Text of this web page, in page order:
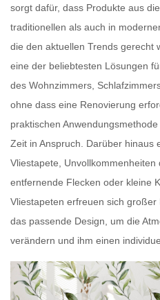
sorgt dafür, dass Produkte aus
traditionellen als auch in
die den aktuellen Trends gerecht
eine der beliebtesten Lösungen
des Wohnzimmers,
ohne dass eine Renovierung
praktischen
Zeit in Anspruch. Darüber hinaus
Vliestapete, Unvollkommenheiten
entfernende Flecken oder kleine
Vliestapeten erfreuen sich großer
das passende Design, um die
verändern und ihm einen